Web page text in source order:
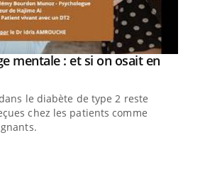
mentale : et si on osait en
le diabète de type 2 reste
chez les patients comme